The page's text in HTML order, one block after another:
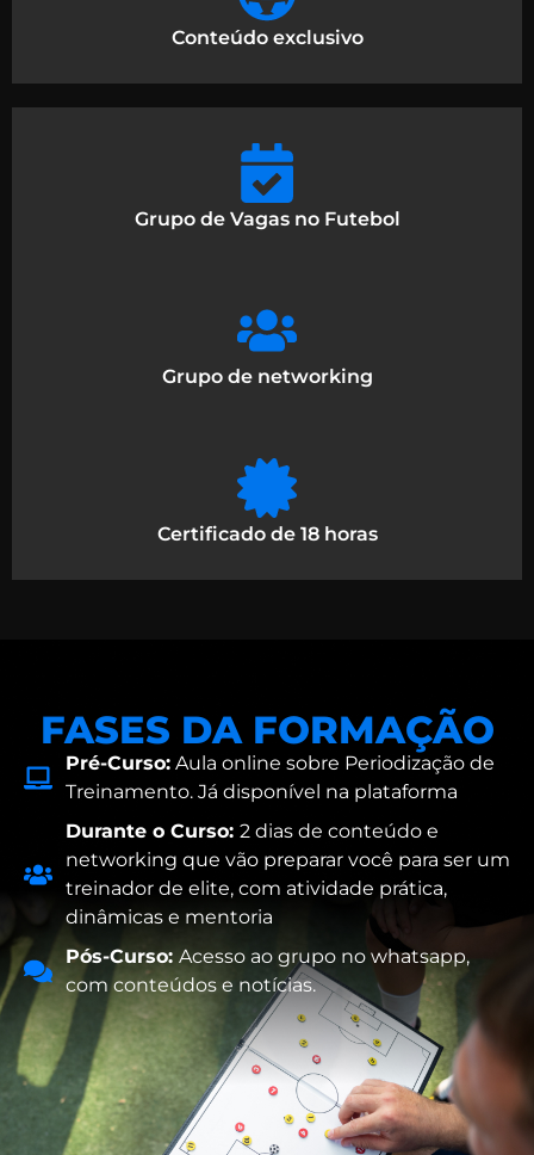
Conteúdo exclusivo
Grupo de Vagas no Futebol
Grupo de networking
Certificado de 18 horas
FASES DA FORMAÇÃO
Pré-Curso: Aula online sobre Periodização de
Treinamento. Já disponível na plataforma
Durante o Curso: 2 dias de conteúdo e
networking que vão preparar você para ser um
treinador de elite, com atividade prática,
dinâmicas e mentoria
Pós-Curso: Acesso ao grupo no whatsapp,
com conteúdos e notícias.